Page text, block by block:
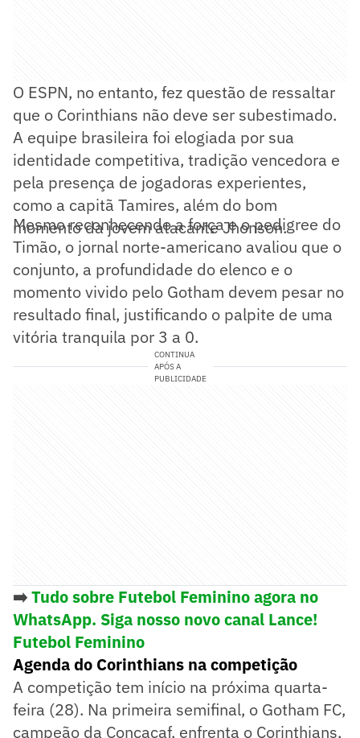
O ESPN, no entanto, fez questão de ressaltar
que o Corinthians não deve ser subestimado.
A equipe brasileira foi elogiada por sua
identidade competitiva, tradição vencedora e
pela presença de jogadoras experientes,
como a capitã Tamires, além do bom
momento da jovem atacante Jhonson.
Mesmo reconhecendo a força e o pedigree do
Timão, o jornal norte-americano avaliou que o
conjunto, a profundidade do elenco e o
momento vivido pelo Gotham devem pesar no
resultado final, justificando o palpite de uma
vitória tranquila por 3 a 0.
CONTINUA
APÓS A
PUBLICIDADE
➡️Tudo sobre Futebol Feminino agora no
WhatsApp. Siga nosso novo canal Lance!
Futebol Feminino
Agenda do Corinthians na competição
A competição tem início na próxima quarta-
feira (28). Na primeira semifinal, o Gotham FC,
campeão da Concacaf, enfrenta o Corinthians,